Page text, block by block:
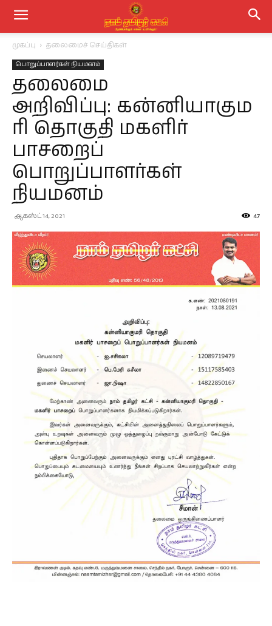
முகப்பு தலைமைச் செய்திகள்
பொறுப்பாளர்கள் நியமனம்
தலைமை
அறிவிப்பு: கன்னியாகும
ரி தொகுதி மகளிர்
பாசறைப்
பொறுப்பாளர்கள்
நியமனம்
ஆகஸ்ட் 14, 2021 47